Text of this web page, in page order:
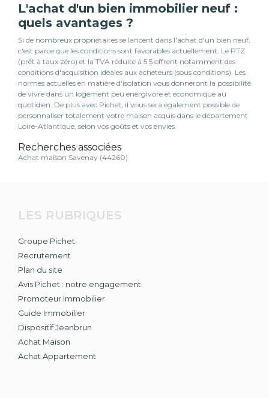
L'achat d'un bien immobilier neuf :
quels avantages ?
Si de nombreux propriétaires se lancent dans l'achat d'un bien neuf,
c'est parce que les conditions sont favorables actuellement. Le PTZ
(prêt à taux zéro) et la TVA réduite à 5.5 offrent notamment des
conditions d'acquisition idéales aux acheteurs (sous conditions). Les
normes actuelles en matière d'isolation vous donneront la possibilité
de vivre dans un logement peu énergivore et économique au
quotidien. De plus avec Pichet, il vous sera également possible de
personnaliser totalement votre maison acquis dans le département
Loire-Atlantique, selon vos goûts et vos envies.
Recherches associées
Achat maison Savenay (44260)
LES RUBRIQUES
Groupe Pichet
Recrutement
Plan du site
Avis Pichet : notre engagement
Promoteur Immobilier
Guide Immobilier
Dispositif Jeanbrun
Achat Maison
Achat Appartement